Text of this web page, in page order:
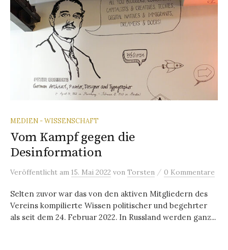
MEDIEN - WISSENSCHAFT
Vom Kampf gegen die
Desinformation
Veröffentlicht am 15. Mai 2022 von Torsten / 0 Kommentare
Selten zuvor war das von den aktiven Mitgliedern des
Vereins kompilierte Wissen politischer und begehrter
als seit dem 24. Februar 2022. In Russland werden ganz...